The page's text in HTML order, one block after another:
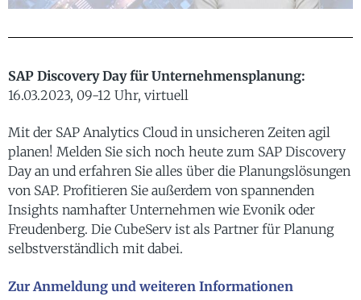
SAP Discovery Day für Unternehmensplanung:
16.03.2023, 09-12 Uhr, virtuell
Mit der SAP Analytics Cloud in unsicheren Zeiten agil
planen! Melden Sie sich noch heute zum SAP Discovery
Day an und erfahren Sie alles über die Planungslösungen
von SAP. Profitieren Sie außerdem von spannenden
Insights namhafter Unternehmen wie Evonik oder
Freudenberg. Die CubeServ ist als Partner für Planung
selbstverständlich mit dabei.
Zur Anmeldung und weiteren Informationen